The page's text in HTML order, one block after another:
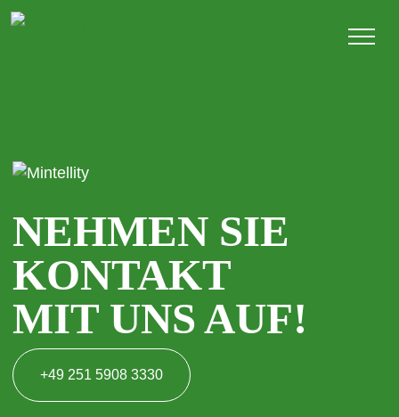
NEHMEN SIE
KONTAKT
MIT UNS AUF!
+49 251 5908 3330